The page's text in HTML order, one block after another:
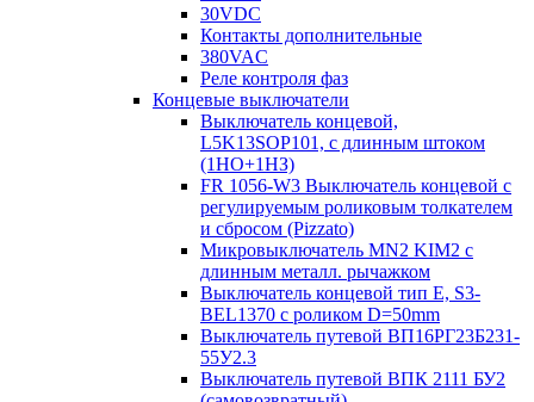
30VDC
Контакты дополнительные
380VAC
Реле контроля фаз
Концевые выключатели
Выключатель концевой,
L5K13SOP101, с длинным штоком
(1НО+1НЗ)
FR 1056-W3 Выключатель концевой с
регулируемым роликовым толкателем
и сбросом (Pizzato)
Микровыключатель MN2 KIM2 с
длинным металл. рычажком
Выключатель концевой тип Е, S3-
BEL1370 с роликом D=50mm
Выключатель путевой ВП16РГ23Б231-
55У2.3
Выключатель путевой ВПК 2111 БУ2